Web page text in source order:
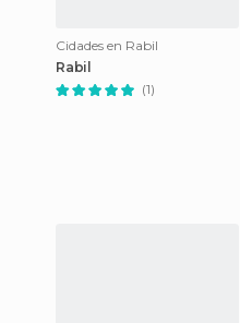
Cidades en Rabil
Rabil
(1)